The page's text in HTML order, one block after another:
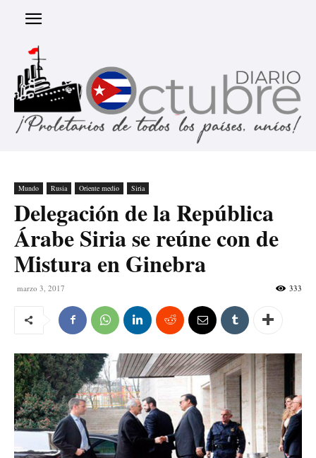
Mundo Rusia Oriente medio Siria
Delegación de la República
Árabe Siria se reúne con de
Mistura en Ginebra
marzo 3, 2017 333